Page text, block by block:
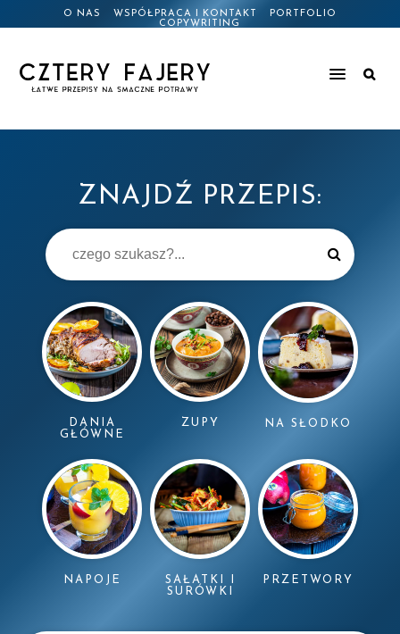
O NAS WSPÓŁPRACA I KONTAKT
PORTFOLIO
COPYWRITING
ZNAJDŹ PRZEPIS:
DANIA
GŁÓWNE
ZUPY NA SŁODKO
NAPOJE
SAŁATKI I
SURÓWKI
PRZETWORY